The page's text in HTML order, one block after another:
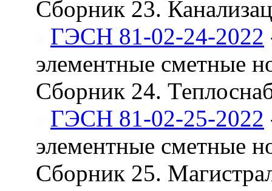
Сборник 23.
ГЭСН 81-02-24-2022
элементные сметные
Сборник 24.
ГЭСН 81-02-25-2022
элементные сметные
Сборник 25.